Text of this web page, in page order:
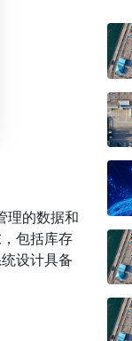
理的数据和
包括库存
统设计具备